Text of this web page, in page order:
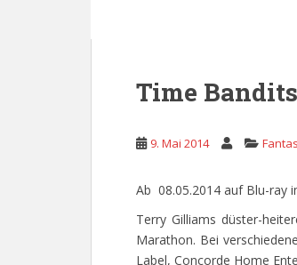
Time
9. Mai 2014
Ab 08.05.2014 auf Blu-ray
Terry Gilliams düster-
Marathon. Bei
Label, Concorde Home